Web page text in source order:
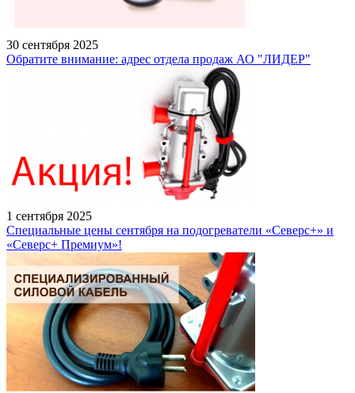
30 сентября 2025
Обратите внимание: адрес отдела продаж АО "ЛИДЕР"
1 сентября 2025
Специальные цены сентября на подогреватели «Северс+» и
«Северс+ Премиум»!